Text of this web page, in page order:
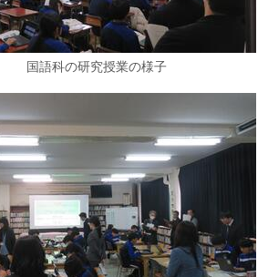
国語科の研究授業の様子